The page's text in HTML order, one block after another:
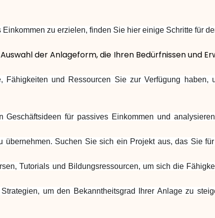
zu erzielen, finden Sie hier einige Schritte für
der Anlageform, die Ihren Bedürfnissen und
und Ressourcen Sie zur Verfügung haben,
für passives Einkommen und
Suchen Sie sich ein Projekt aus, das Sie
Tutorials und Bildungsressourcen, um sich die
um den Bekanntheitsgrad Ihrer Anlage zu